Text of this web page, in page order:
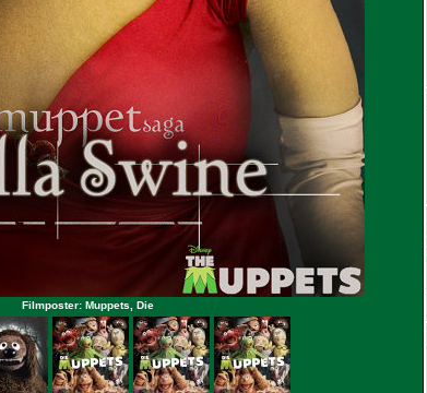
Filmposter: Muppets, Die